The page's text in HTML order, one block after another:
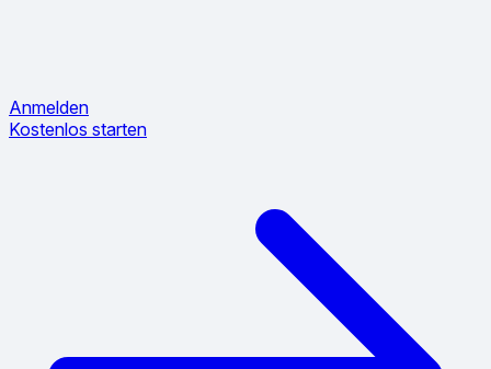
Anmelden
Kostenlos starten